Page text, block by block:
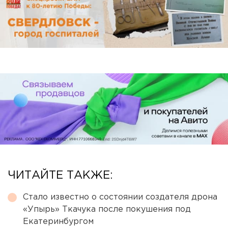
ЧИТАЙТЕ ТАКЖЕ:
Стало известно о состоянии создателя дрона
«Упырь» Ткачука после покушения под
Екатеринбургом